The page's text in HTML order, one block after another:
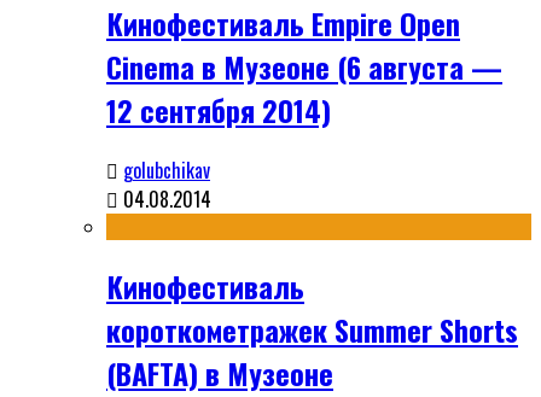
Кинофестиваль Empire Open
Cinema в Музеоне (6 августа —
12 сентября 2014)
golubchikav
04.08.2014
Кинофестиваль
короткометражек Summer Shorts
(BAFTA) в Музеоне